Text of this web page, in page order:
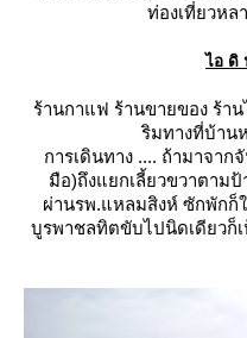
ท่องเที่ยวหล
ไอ ดิ
ร้านกาแฟ ร้านขายของ ร้า
ริมทางที่บ้าน
การเดินทาง .... ถ้ามาจา
มือ)ถึงแยกเลี้ยวขวาตาม
ผ่านรพ.แหลมสิงห์ ซักพักก็
บูรพาชลทิตขับไปนิดเดียวก็